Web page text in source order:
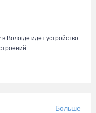
Вологде идет устройство
Больше